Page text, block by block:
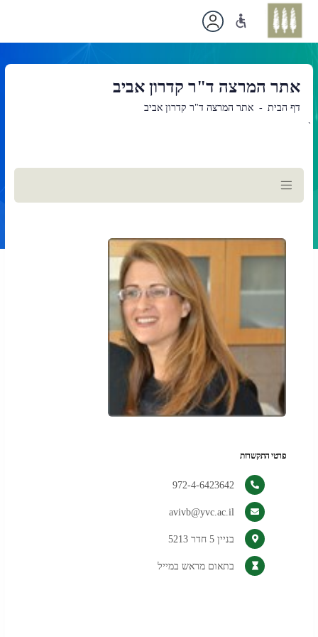
אתר המרצה ד"ר קדרון אביב
דף הבית אתר המרצה ד"ר קדרון אביב
`
תוכן
ראשי
פרטי התקשרות
972-4-6423642
avivb@yvc.ac.il
בניין 5 חדר 5213
בתאום מראש במייל